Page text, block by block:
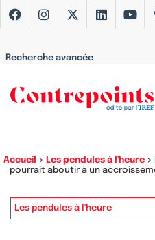
Recherche avancée
Accueil > Les pendules à l'heure>
pourrait aboutir à un
Les pendules à l'heure